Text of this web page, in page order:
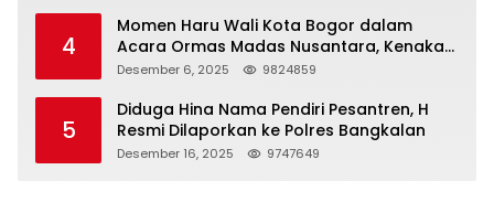
4
Momen Haru Wali Kota Bogor dalam
Acara Ormas Madas Nusantara, Kenakan
Peci Hitam Tinggi sebagai Simbol
Desember 6, 2025 9824859
5
Diduga Hina Nama Pendiri Pesantren, H
Resmi Dilaporkan ke Polres Bangkalan
Desember 16, 2025 9747649